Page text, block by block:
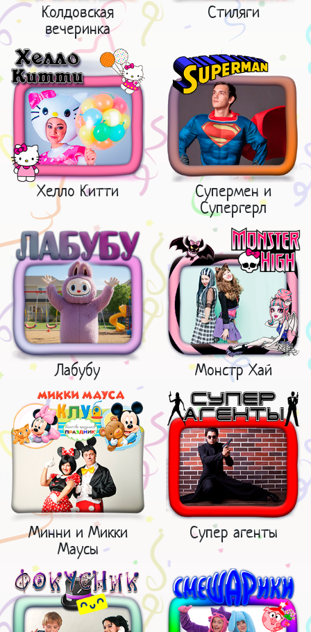
Колдовская
вечеринка
Стиляги
Хелло Китти
Супермен и
Супергерл
Лабубу Монстр Хай
Минни и Микки
Маусы
Супер агенты